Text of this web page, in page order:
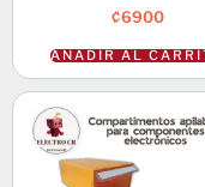
₡6900
AÑADIR AL